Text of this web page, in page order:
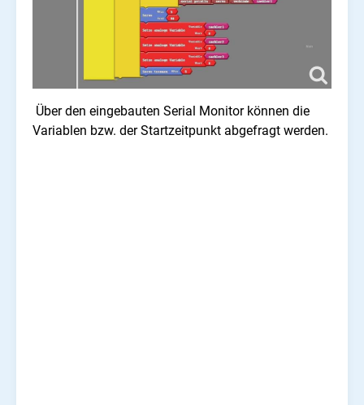
Über den eingebauten Serial Monitor können die
Variablen bzw. der Startzeitpunkt abgefragt werden.